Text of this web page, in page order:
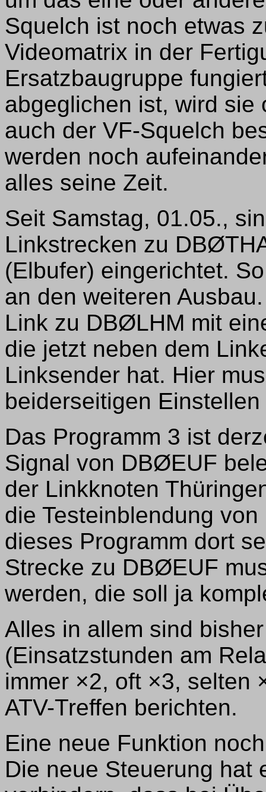
Squelch ist noch etwas
Videomatrix in der
Ersatzbaugruppe
abgeglichen ist, wird sie
auch der VF-Squelch
werden noch
alles seine Zeit.
Seit Samstag, 01.05.,
Linkstrecken zu
(Elbufer) eingerichtet.
an den weiteren
Link zu DBØLHM mit
die jetzt neben dem
Linksender hat. Hier
beiderseitigen
Das Programm 3 ist
Signal von DBØEUF
der Linkknoten
die Testeinblendung
dieses Programm dort
Strecke zu DBØEUF
werden, die soll ja
Alles in allem sind
(Einsatzstunden am
immer ×2, oft ×3, selten
ATV-Treffen berichten.
Eine neue Funktion
Die neue Steuerung hat